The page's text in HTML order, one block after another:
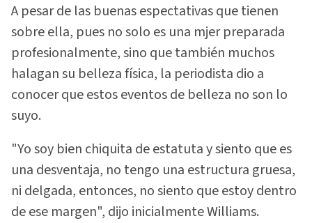
A pesar de las buenas espectativas que tienen
sobre ella, pues no solo es una mjer preparada
profesionalmente, sino que también muchos
halagan su belleza física, la periodista dio a
conocer que estos eventos de belleza no son lo
suyo.
"Yo soy bien chiquita de estatuta y siento que es
una desventaja, no tengo una estructura gruesa,
ni delgada, entonces, no siento que estoy dentro
de ese margen", dijo inicialmente Williams.